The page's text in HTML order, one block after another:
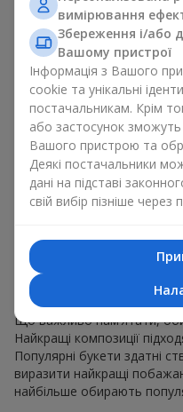
для будь-якого віку
адаптувати під будь-
Масові квіткові
ромашки —
привабливими для
чудовий вигляд. Такі
атмосферу свіжості
Популярні квіти для
пори року, але ці
залишаються в списку
Якщо ви хочете бути
звертайтесь до цих
Для яких
обирають
Що важливо пам’ятати,
Найкращі композиції
Популярні букети здатні
виразити найкращі
найбільше обирають
вимірювання
Збереження і/або
Вашому пристрої
Інформація з Вашого
cookie та унікальні
постачальникам. Крім
або застосунок зможуть
Вашого пристрою та
Деякі постачальники
дані на підставі
свій вибір пізніше